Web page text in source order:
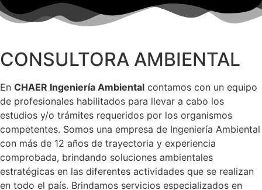
CONSULTORA AMBIENTAL
En CHAER Ingeniería Ambiental contamos con un equipo
de profesionales habilitados para llevar a cabo los
estudios y/o trámites requeridos por los organismos
competentes. Somos una empresa de Ingeniería Ambiental
con más de 12 años de trayectoria y experiencia
comprobada, brindando soluciones ambientales
estratégicas en las diferentes actividades que se realizan
en todo el país. Brindamos servicios especializados en